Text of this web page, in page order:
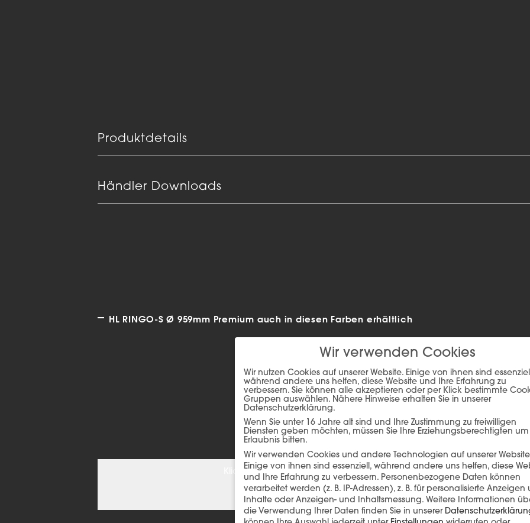
Produktdetails
Händler Downloads
HL RINGO-S Ø 959mm Premium auch in diesen Farben erhältlich
Klicken Sie auf den unteren Button, um den Inhalt von player.flipsnack.com
Inhalt laden
Wir verwenden Cookies
Wir nutzen Cookies auf unserer Website. Einige von ihnen sind
während andere uns helfen, diese Website und Ihre Erfahrung zu
verbessern. Sie können alle akzeptieren oder per Klick bestimmte
Gruppen auswählen. Nähere Hinweise erhalten Sie in unserer
Datenschutzerklärung.
Wenn Sie unter 16 Jahre alt sind und Ihre Zustimmung zu freiwilligen
Diensten geben möchten, müssen Sie Ihre Erziehungsberechtigten um
Erlaubnis bitten.
Wir verwenden Cookies und andere Technologien auf unserer
Einige von ihnen sind essenziell, während andere uns helfen, diese
und Ihre Erfahrung zu verbessern. Personenbezogene Daten können
verarbeitet werden (z. B. IP-Adressen), z. B. für personalisierte Anzeigen
Inhalte oder Anzeigen- und Inhaltsmessung. Weitere Informationen
die Verwendung Ihrer Daten finden Sie in unserer